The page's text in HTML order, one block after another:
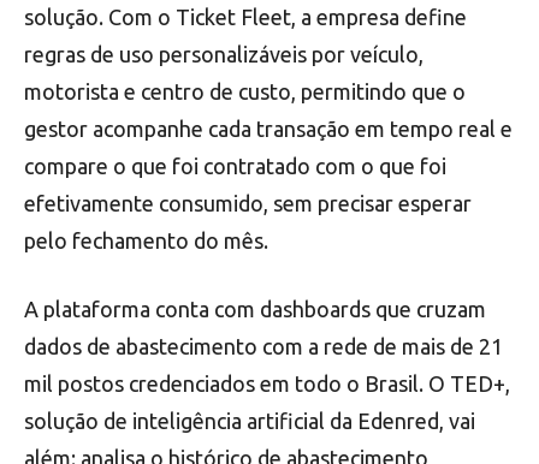
solução. Com o Ticket Fleet, a empresa define
regras de uso personalizáveis por veículo,
motorista e centro de custo, permitindo que o
gestor acompanhe cada transação em tempo real e
compare o que foi contratado com o que foi
efetivamente consumido, sem precisar esperar
pelo fechamento do mês.
A plataforma conta com dashboards que cruzam
dados de abastecimento com a rede de mais de 21
mil postos credenciados em todo o Brasil. O TED+,
solução de inteligência artificial da Edenred, vai
além: analisa o histórico de abastecimento,